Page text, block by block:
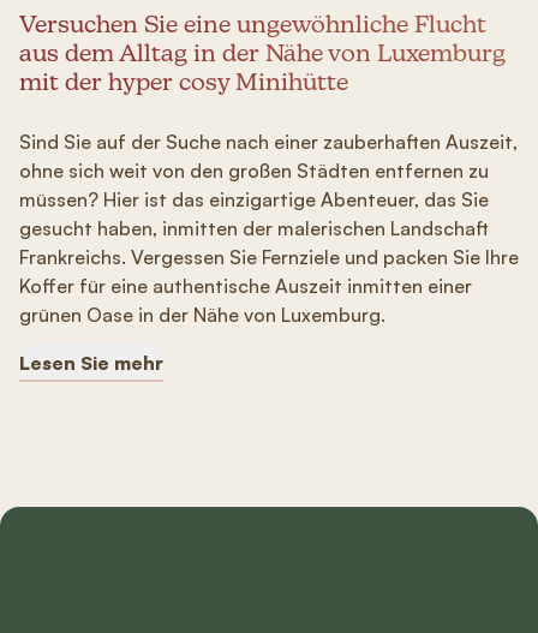
Versuchen Sie eine ungewöhnliche Flucht
aus dem Alltag in der Nähe von Luxemburg
mit der hyper cosy Minihütte
Sind Sie auf der Suche nach einer zauberhaften Auszeit,
ohne sich weit von den großen Städten entfernen zu
müssen? Hier ist das einzigartige Abenteuer, das Sie
gesucht haben, inmitten der malerischen Landschaft
Frankreichs. Vergessen Sie Fernziele und packen Sie Ihre
Koffer für eine authentische Auszeit inmitten einer
grünen Oase in der Nähe von Luxemburg.
Lesen Sie mehr